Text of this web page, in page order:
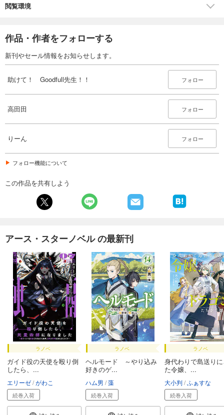
閲覧環境
作品・作者をフォローする
新刊やセール情報をお知らせします。
助けて！ Goodfull先生！！ フォロー
高田田 フォロー
りーん フォロー
フォロー機能について
この作品を共有しよう
アース・スターノベル の最新刊
ラノベ
ガイド役の天使を殴り倒
したら、...
エリーゼ がわこ
続巻入荷
ラノベ
ヘルモード ～やり込み
好きのゲ...
ハム男 藻
続巻入荷
ラノベ
身代わりで島送り
た令嬢、...
大小判 ふぁすな
続巻入荷